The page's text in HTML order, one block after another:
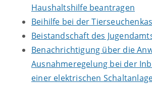
Haushaltshilfe beantragen
Beihilfe bei der
Beistandschaft des
Benachrichtigung über die
Ausnahmeregelung bei der
einer elektrischen